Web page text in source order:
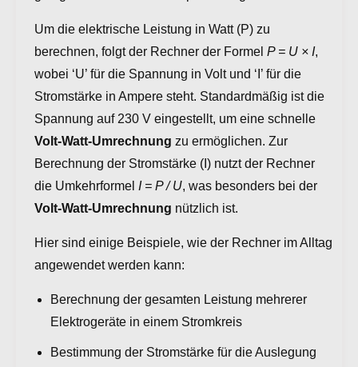
Um die elektrische Leistung in Watt (P) zu
berechnen, folgt der Rechner der Formel P = U × I,
wobei ‘U’ für die Spannung in Volt und ‘I’ für die
Stromstärke in Ampere steht. Standardmäßig ist die
Spannung auf 230 V eingestellt, um eine schnelle
Volt-Watt-Umrechnung zu ermöglichen. Zur
Berechnung der Stromstärke (I) nutzt der Rechner
die Umkehrformel I = P / U, was besonders bei der
Volt-Watt-Umrechnung nützlich ist.
Hier sind einige Beispiele, wie der Rechner im Alltag
angewendet werden kann:
Berechnung der gesamten Leistung mehrerer
Elektrogeräte in einem Stromkreis
Bestimmung der Stromstärke für die Auslegung